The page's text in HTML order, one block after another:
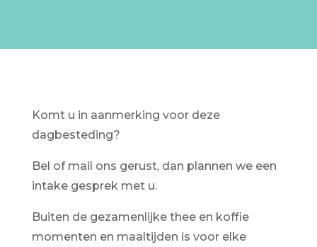
Komt u in aanmerking voor deze
dagbesteding?
Bel of mail ons gerust, dan plannen we een
intake gesprek met u.
Buiten de gezamenlijke thee en koffie
momenten en maaltijden is voor elke